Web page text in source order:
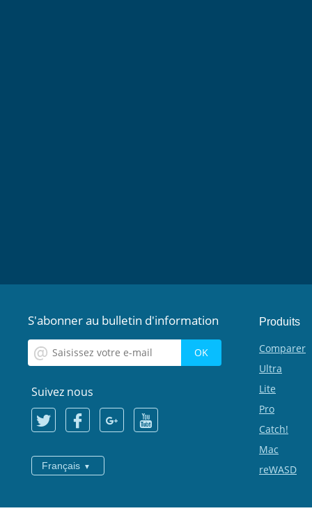
S'abonner au bulletin d'information
Suivez nous
Français
Produits
Comparer
Ultra
Lite
Pro
Catch!
Mac
reWASD